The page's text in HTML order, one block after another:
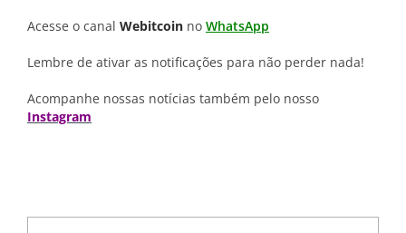
Acesse o canal Webitcoin no WhatsApp
Lembre de ativar as notificações para não perder nada!
Acompanhe nossas notícias também pelo nosso
Instagram